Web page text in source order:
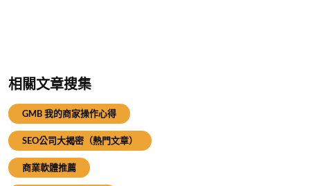
相關文章搜集
GMB 我的商家操作心得
SEO公司大揭密（熱門文章）
商業軟體推薦